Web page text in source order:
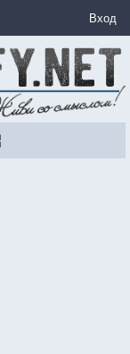
Вход